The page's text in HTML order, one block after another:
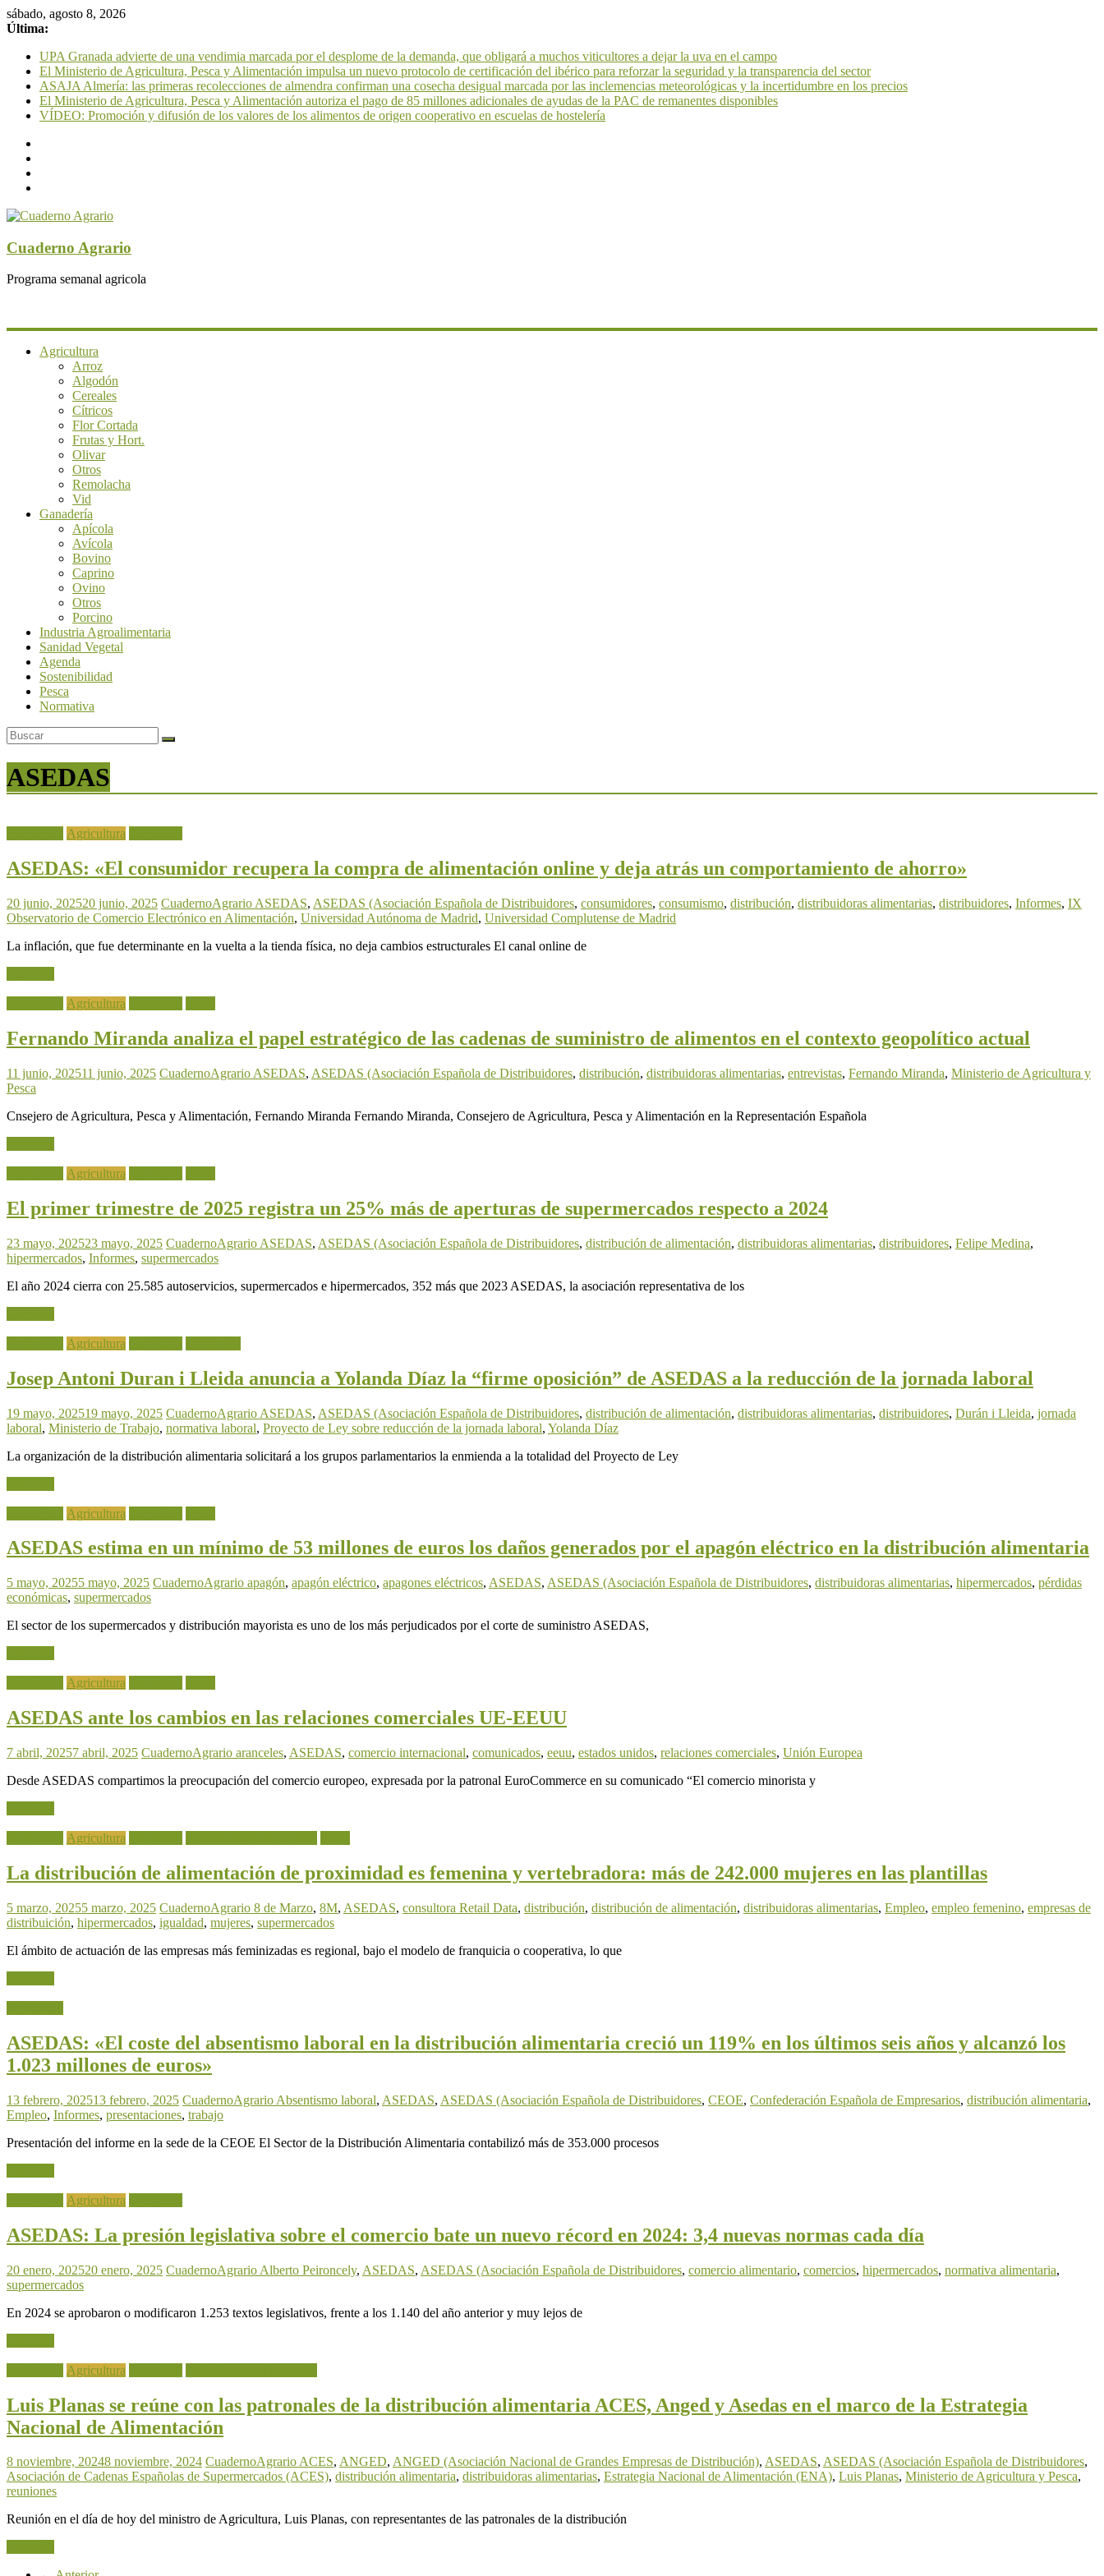
sábado, agosto 8, 2026
Última:
UPA Granada advierte de una vendimia marcada por el desplome de la demanda, que obligará a muchos viticultores a dejar la uva en el campo
El Ministerio de Agricultura, Pesca y Alimentación impulsa un nuevo protocolo de certificación del ibérico para reforzar la seguridad y la transparencia del sector
ASAJA Almería: las primeras recolecciones de almendra confirman una cosecha desigual marcada por las inclemencias meteorológicas y la incertidumbre en los precios
El Ministerio de Agricultura, Pesca y Alimentación autoriza el pago de 85 millones adicionales de ayudas de la PAC de remanentes disponibles
VÍDEO: Promoción y difusión de los valores de los alimentos de origen cooperativo en escuelas de hostelería
Cuaderno Agrario
Programa semanal agricola
Agricultura
Arroz
Algodón
Cereales
Cítricos
Flor Cortada
Frutas y Hort.
Olivar
Otros
Remolacha
Vid
Ganadería
Apícola
Avícola
Bovino
Caprino
Ovino
Otros
Porcino
Industria Agroalimentaria
Sanidad Vegetal
Agenda
Sostenibilidad
Pesca
Normativa
ASEDAS
Agricultura
ASEDAS: «El consumidor recupera la compra de alimentación online y deja atrás un comportamiento de ahorro»
20 junio, 202520 junio, 2025 CuadernoAgrario ASEDAS, ASEDAS (Asociación Española de Distribuidores, consumidores, consumismo, distribución, distribuidoras alimentarias, distribuidores, Informes, IX
Observatorio de Comercio Electrónico en Alimentación, Universidad Autónoma de Madrid, Universidad Complutense de Madrid
La inflación, que fue determinante en la vuelta a la tienda física, no deja cambios estructurales El canal online de
Agricultura
Fernando Miranda analiza el papel estratégico de las cadenas de suministro de alimentos en el contexto geopolítico actual
11 junio, 202511 junio, 2025 CuadernoAgrario ASEDAS, ASEDAS (Asociación Española de Distribuidores, distribución, distribuidoras alimentarias, entrevistas, Fernando Miranda, Ministerio de Agricultura y
Pesca
Cnsejero de Agricultura, Pesca y Alimentación, Fernando Miranda Fernando Miranda, Consejero de Agricultura, Pesca y Alimentación en la Representación Española
Agricultura
El primer trimestre de 2025 registra un 25% más de aperturas de supermercados respecto a 2024
23 mayo, 202523 mayo, 2025 CuadernoAgrario ASEDAS, ASEDAS (Asociación Española de Distribuidores, distribución de alimentación, distribuidoras alimentarias, distribuidores, Felipe Medina,
hipermercados, Informes, supermercados
El año 2024 cierra con 25.585 autoservicios, supermercados e hipermercados, 352 más que 2023 ASEDAS, la asociación representativa de los
Agricultura
Josep Antoni Duran i Lleida anuncia a Yolanda Díaz la “firme oposición” de ASEDAS a la reducción de la jornada laboral
19 mayo, 202519 mayo, 2025 CuadernoAgrario ASEDAS, ASEDAS (Asociación Española de Distribuidores, distribución de alimentación, distribuidoras alimentarias, distribuidores, Durán i Lleida, jornada
laboral, Ministerio de Trabajo, normativa laboral, Proyecto de Ley sobre reducción de la jornada laboral, Yolanda Díaz
La organización de la distribución alimentaria solicitará a los grupos parlamentarios la enmienda a la totalidad del Proyecto de Ley
Agricultura
ASEDAS estima en un mínimo de 53 millones de euros los daños generados por el apagón eléctrico en la distribución alimentaria
5 mayo, 20255 mayo, 2025 CuadernoAgrario apagón, apagón eléctrico, apagones eléctricos, ASEDAS, ASEDAS (Asociación Española de Distribuidores, distribuidoras alimentarias, hipermercados, pérdidas
económicas, supermercados
El sector de los supermercados y distribución mayorista es uno de los más perjudicados por el corte de suministro ASEDAS,
Agricultura
ASEDAS ante los cambios en las relaciones comerciales UE-EEUU
7 abril, 20257 abril, 2025 CuadernoAgrario aranceles, ASEDAS, comercio internacional, comunicados, eeuu, estados unidos, relaciones comerciales, Unión Europea
Desde ASEDAS compartimos la preocupación del comercio europeo, expresada por la patronal EuroCommerce en su comunicado “El comercio minorista y
Agricultura
La distribución de alimentación de proximidad es femenina y vertebradora: más de 242.000 mujeres en las plantillas
5 marzo, 20255 marzo, 2025 CuadernoAgrario 8 de Marzo, 8M, ASEDAS, consultora Retail Data, distribución, distribución de alimentación, distribuidoras alimentarias, Empleo, empleo femenino, empresas de
distribuición, hipermercados, igualdad, mujeres, supermercados
El ámbito de actuación de las empresas más feminizadas es regional, bajo el modelo de franquicia o cooperativa, lo que
ASEDAS: «El coste del absentismo laboral en la distribución alimentaria creció un 119% en los últimos seis años y alcanzó los
1.023 millones de euros»
13 febrero, 202513 febrero, 2025 CuadernoAgrario Absentismo laboral, ASEDAS, ASEDAS (Asociación Española de Distribuidores, CEOE, Confederación Española de Empresarios, distribución alimentaria,
Empleo, Informes, presentaciones, trabajo
Presentación del informe en la sede de la CEOE El Sector de la Distribución Alimentaria contabilizó más de 353.000 procesos
Agricultura
ASEDAS: La presión legislativa sobre el comercio bate un nuevo récord en 2024: 3,4 nuevas normas cada día
20 enero, 202520 enero, 2025 CuadernoAgrario Alberto Peironcely, ASEDAS, ASEDAS (Asociación Española de Distribuidores, comercio alimentario, comercios, hipermercados, normativa alimentaria,
supermercados
En 2024 se aprobaron o modificaron 1.253 textos legislativos, frente a los 1.140 del año anterior y muy lejos de
Agricultura
Luis Planas se reúne con las patronales de la distribución alimentaria ACES, Anged y Asedas en el marco de la Estrategia
Nacional de Alimentación
8 noviembre, 20248 noviembre, 2024 CuadernoAgrarioACES, ANGED, ANGED (Asociación Nacional de Grandes Empresas de Distribución), ASEDAS, ASEDAS (Asociación Española de Distribuidores,
Asociación de Cadenas Españolas de Supermercados (ACES), distribución alimentaria, distribuidoras alimentarias, Estrategia Nacional de Alimentación (ENA), Luis Planas, Ministerio de Agricultura y Pesca,
reuniones
Reunión en el día de hoy del ministro de Agricultura, Luis Planas, con representantes de las patronales de la distribución